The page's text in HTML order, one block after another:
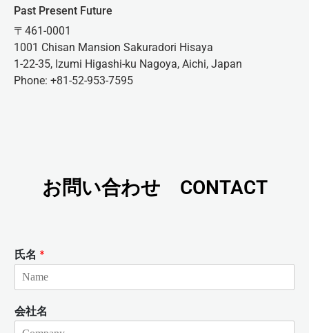
Past Present Future
〒461-0001
1001 Chisan Mansion Sakuradori Hisaya
1-22-35, Izumi Higashi-ku Nagoya, Aichi, Japan
Phone: +81-52-953-7595
お問い合わせ CONTACT
氏名 *
会社名